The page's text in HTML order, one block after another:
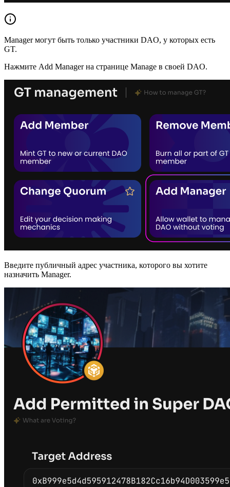
Manager могут быть только участники DAO, у которых есть
GT.
Нажмите Add Manager на странице Manage в своей DAO.
Введите публичный адрес участника, которого вы хотите
назначить Manager.